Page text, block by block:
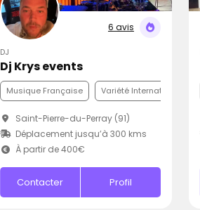
6 avis
DJ
Dj Krys events
Musique Française Variété Internationale
Saint-Pierre-du-Perray (91)
Déplacement jusqu’à 300 kms
À partir de 400€
Contacter Profil